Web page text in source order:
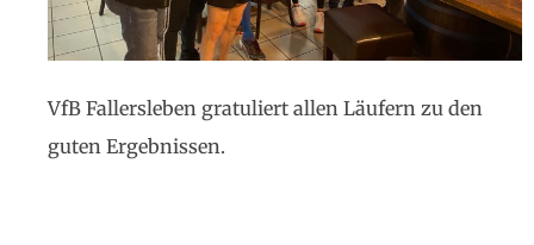
VfB Fallersleben gratuliert allen Läufern zu den
guten Ergebnissen.